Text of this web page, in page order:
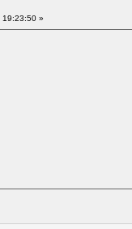
19:23:50 »